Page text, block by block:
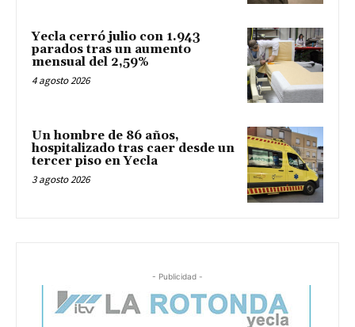
Yecla cerró julio con 1.943
parados tras un aumento
mensual del 2,59%
4 agosto 2026
Un hombre de 86 años,
hospitalizado tras caer desde un
tercer piso en Yecla
3 agosto 2026
- Publicidad -